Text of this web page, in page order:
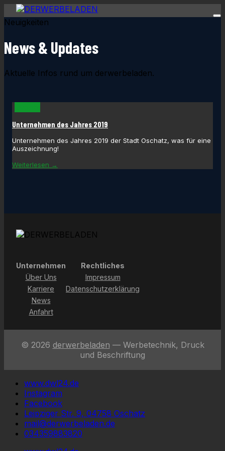
Neuigkeiten
News & Updates
Aktuelle Infos rund um derwerbeladen.
Unternehmen des Jahres 2019
Unternehmen des Jahres 2019 der Stadt Oschatz, was für eine
Auszeichnung!
Weiterlesen →
Unternehmen
Über Uns
Karriere
News
Anfahrt
Rechtliches
Impressum
Datenschutzerklärung
© 2026 derwerbeladen — Werbetechnik, Druck
und Beschriftung
www.dwl24.de
Instagram
Facebook
Leipziger Str. 9, 04758 Oschatz
mail@derwerbeladen.de
034359883820